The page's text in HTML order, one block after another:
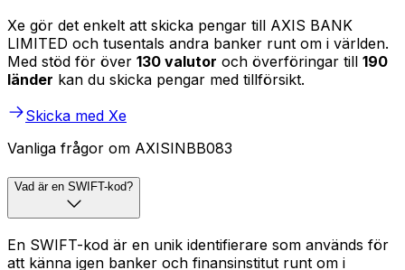
Xe gör det enkelt att skicka pengar till AXIS BANK
LIMITED och tusentals andra banker runt om i världen.
Med stöd för över 130 valutor och överföringar till 190
länder kan du skicka pengar med tillförsikt.
Skicka med Xe
Vanliga frågor om AXISINBB083
Vad är en SWIFT-kod?
En SWIFT-kod är en unik identifierare som används för
att känna igen banker och finansinstitut runt om i